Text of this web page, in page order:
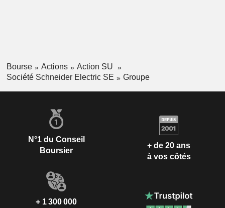
Bourse Actions
Action SU
Société Schneider Electric SE
Groupe
N°1 du Conseil
Boursier
+ de 20 ans
à vos côtés
+ 1 300 000